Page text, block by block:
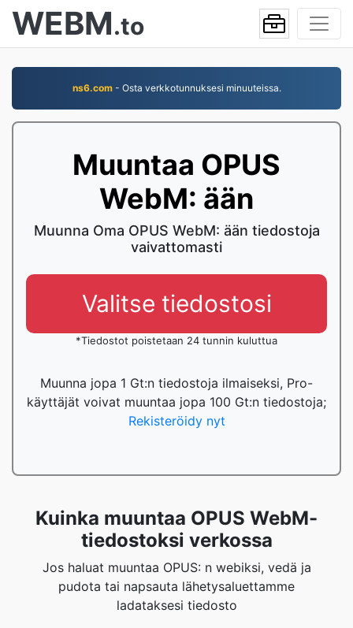
WEBM.to
ns6.com- Osta verkkotunnuksesi minuuteissa.
Muuntaa OPUS
WebM: ään
Muunna Oma OPUS WebM: ään tiedostoja
vaivattomasti
Valitse tiedostosi
*Tiedostot poistetaan 24 tunnin kuluttua
Muunna jopa 1 Gt:n tiedostoja ilmaiseksi, Pro-
käyttäjät voivat muuntaa jopa 100 Gt:n tiedostoja;
Rekisteröidy nyt
Kuinka muuntaa OPUS WebM-
tiedostoksi verkossa
Jos haluat muuntaa OPUS: n webiksi, vedä ja
pudota tai napsauta lähetysaluettamme
ladataksesi tiedosto